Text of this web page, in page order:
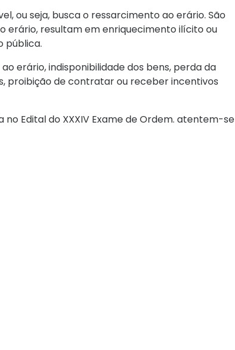
ou seja, busca o ressarcimento ao erário. São
erário, resultam em enriquecimento ilícito ou
pública.
erário, indisponibilidade dos bens, perda da
proibição de contratar ou receber incentivos
Edital do XXXIV Exame de Ordem. atentem-se